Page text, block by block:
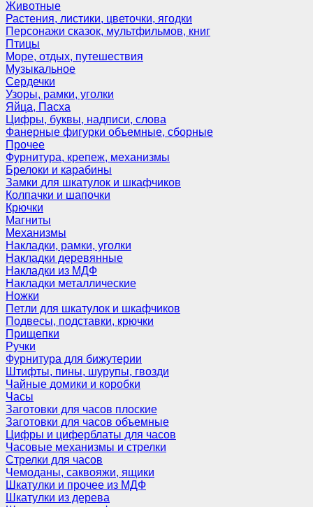
Животные
Растения, листики, цветочки, ягодки
Персонажи сказок, мультфильмов, книг
Птицы
Море, отдых, путешествия
Музыкальное
Сердечки
Узоры, рамки, уголки
Яйца, Пасха
Цифры, буквы, надписи, слова
Фанерные фигурки объемные, сборные
Прочее
Фурнитура, крепеж, механизмы
Брелоки и карабины
Замки для шкатулок и шкафчиков
Колпачки и шапочки
Крючки
Магниты
Механизмы
Накладки, рамки, уголки
Накладки деревянные
Накладки из МДФ
Накладки металлические
Ножки
Петли для шкатулок и шкафчиков
Подвесы, подставки, крючки
Прищепки
Ручки
Фурнитура для бижутерии
Штифты, пины, шурупы, гвозди
Чайные домики и коробки
Часы
Заготовки для часов плоские
Заготовки для часов объемные
Цифры и циферблаты для часов
Часовые механизмы и стрелки
Стрелки для часов
Чемоданы, саквояжи, ящики
Шкатулки и прочее из МДФ
Шкатулки из дерева